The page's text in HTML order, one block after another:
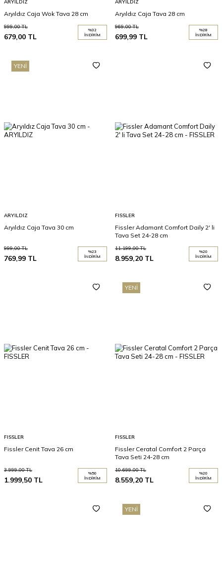
ARYILDIZ
Aryıldız Caja Wok Tava 28 cm
999,00TL
679,00 TL
%32
İNDIRIM
ARYILDIZ
Aryıldız Caja Tava 28 cm
969,00TL
699,99 TL
%28
İNDIRIM
YENI
ARYILDIZ
Aryıldız Caja Tava 30 cm
999,00TL
769,99 TL
%23
İNDIRIM
FISSLER
Fissler Adamant Comfort Daily 2' li
Tava Set 24-28 cm
11.199,00TL
8.959,20 TL
%20
İNDIRIM
FISSLER
Fissler Cenit Tava 26 cm
3.999,00TL
1.999,50 TL
%50
İNDIRIM
YENI
FISSLER
Fissler Ceratal Comfort 2 Parça
Tava Seti 24-28 cm
10.699,00TL
8.559,20 TL
%20
İNDIRIM
YENI